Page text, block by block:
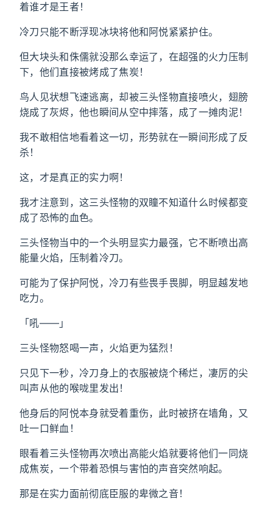
着谁才是王者！
冷刀只能不断浮现冰块将他和阿悦紧紧护住。
但大块头和侏儒就没那么幸运了，在超强的火力压制
下，他们直接被烤成了焦炭！
鸟人见状想飞速逃离，却被三头怪物直接喷火，翅膀
烧成了灰烬，他也瞬间从空中摔落，成了一摊肉泥！
我不敢相信地看着这一切，形势就在一瞬间形成了反
杀！
这，才是真正的实力啊！
我才注意到，这三头怪物的双瞳不知道什么时候都变
成了恐怖的血色。
三头怪物当中的一个头明显实力最强，它不断喷出高
能量火焰，压制着冷刀。
可能为了保护阿悦，冷刀有些畏手畏脚，明显越发地
吃力。
「吼——」
三头怪物怒喝一声，火焰更为猛烈！
只见下一秒，冷刀身上的衣服被烧个稀烂，凄厉的尖
叫声从他的喉咙里发出！
他身后的阿悦本身就受着重伤，此时被挤在墙角，又
吐一口鲜血！
眼看着三头怪物再次喷出高能火焰就要将他们一同烧
成焦炭，一个带着恐惧与害怕的声音突然响起。
那是在实力面前彻底臣服的卑微之音！